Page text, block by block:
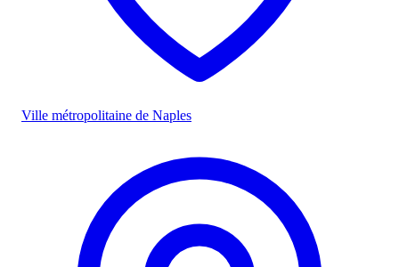
Ville métropolitaine de Naples